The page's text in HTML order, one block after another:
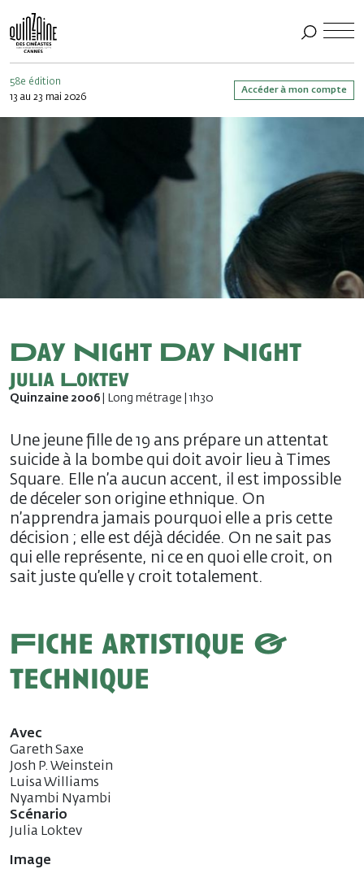
58e édition
13 au 23 mai 2026
Accéder à mon compte
Day Night Day Night
Julia Loktev
Quinzaine 2006 | Long métrage | 1h30
Une jeune fille de 19 ans prépare un attentat
suicide à la bombe qui doit avoir lieu à Times
Square. Elle n’a aucun accent, il est impossible
de déceler son origine ethnique. On
n’apprendra jamais pourquoi elle a pris cette
décision ; elle est déjà décidée. On ne sait pas
qui elle représente, ni ce en quoi elle croit, on
sait juste qu’elle y croit totalement.
Fiche artistique &
technique
Avec
Gareth Saxe
Josh P. Weinstein
Luisa Williams
Nyambi Nyambi
Scénario
Julia Loktev
Image